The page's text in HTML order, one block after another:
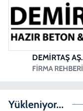
DEMİRTAŞ AŞ.
FIRMA REHBERI
Yükleniyor...